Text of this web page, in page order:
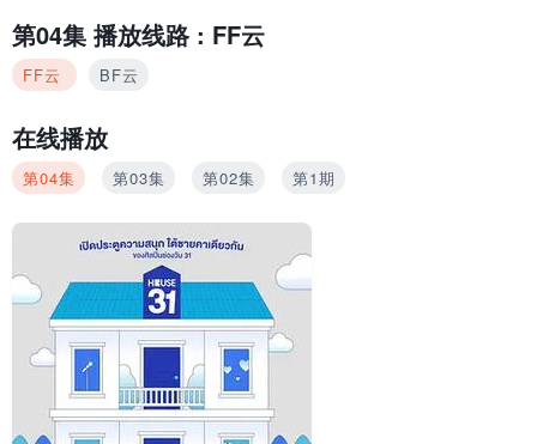
第04集 播放线路 : FF云
FF云 BF云
在线播放
第04集 第03集 第02集 第1期